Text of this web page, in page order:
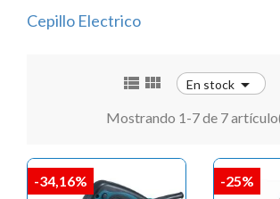
Cepillo Electrico
  En stock 
Mostrando 1-7 de 7
-34,16% -25%